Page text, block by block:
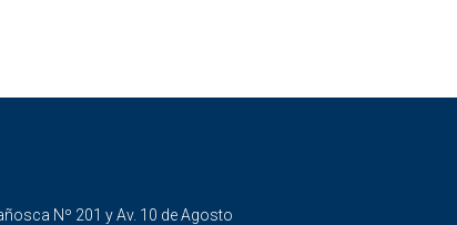
Nº 201 y Av. 10 de Agosto